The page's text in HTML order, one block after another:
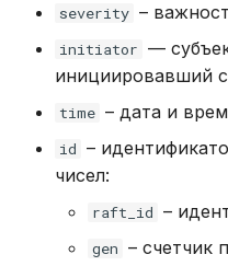
Устранение неполадок
drop_table
expel_instance
grant_role
severity –
initiator —
инициировавший
time – дата и
id –
чисел:
raft_id –
gen – счетчик